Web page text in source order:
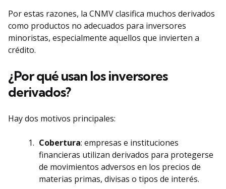
Por estas razones, la CNMV clasifica muchos derivados
como productos no adecuados para inversores
minoristas, especialmente aquellos que invierten a
crédito.
¿Por qué usan los inversores
derivados?
Hay dos motivos principales:
Cobertura: empresas e instituciones
financieras utilizan derivados para protegerse
de movimientos adversos en los precios de
materias primas, divisas o tipos de interés.